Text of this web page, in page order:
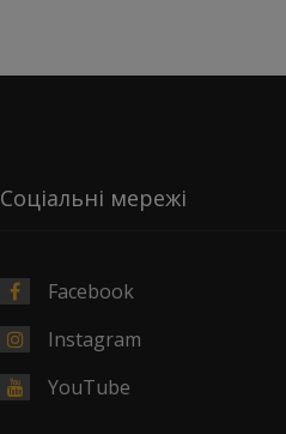
Соціальні мережі
Facebook
Instagram
YouTube